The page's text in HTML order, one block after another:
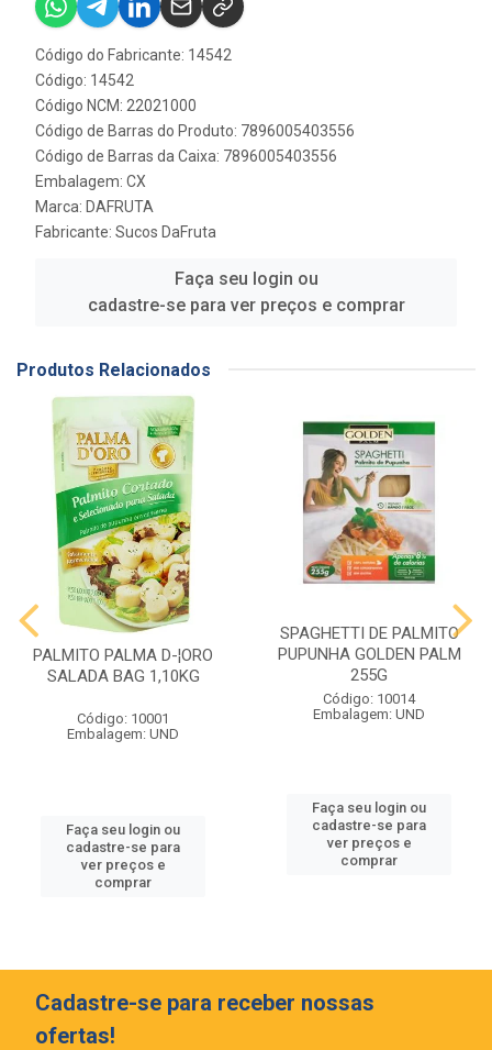
Código do Fabricante: 14542
Código: 14542
Código NCM: 22021000
Código de Barras do Produto: 7896005403556
Código de Barras da Caixa: 7896005403556
Embalagem: CX
Marca: DAFRUTA
Fabricante: Sucos DaFruta
Faça seu login ou
cadastre-se para ver preços e comprar
Produtos Relacionados
PALMITO PALMA D-¦ORO
SALADA BAG 1,10KG
Código: 10001
Embalagem: UND
Faça seu login ou
cadastre-se para
ver preços e
comprar
SPAGHETTI DE PALMITO
PUPUNHA GOLDEN PALM
255G
Código: 10014
Embalagem: UND
Faça seu login ou
cadastre-se para
ver preços e
comprar
Cadastre-se para receber nossas
ofertas!